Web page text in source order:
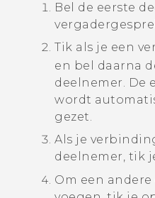
Bel de eerste
Tik als je een
en bel daarna
deelnemer. De
wordt
gezet.
Als je
deelnemer, tik
Om een